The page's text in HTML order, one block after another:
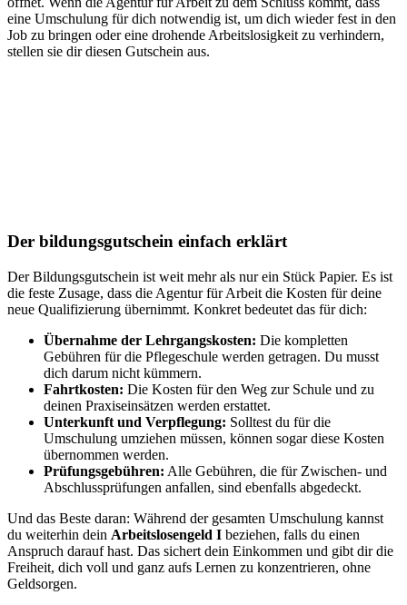
eine Umschulung für dich notwendig ist, um dich wieder fest in den
Job zu bringen oder eine drohende Arbeitslosigkeit zu verhindern,
stellen sie dir diesen Gutschein aus.
Der bildungsgutschein einfach erklärt
Der Bildungsgutschein ist weit mehr als nur ein Stück Papier. Es ist
die feste Zusage, dass die Agentur für Arbeit die Kosten für deine
neue Qualifizierung übernimmt. Konkret bedeutet das für dich:
Übernahme der Lehrgangskosten: Die kompletten
Gebühren für die Pflegeschule werden getragen. Du musst
dich darum nicht kümmern.
Fahrtkosten: Die Kosten für den Weg zur Schule und zu
deinen Praxiseinsätzen werden erstattet.
Unterkunft und Verpflegung: Solltest du für die
Umschulung umziehen müssen, können sogar diese Kosten
übernommen werden.
Prüfungsgebühren: Alle Gebühren, die für Zwischen- und
Abschlussprüfungen anfallen, sind ebenfalls abgedeckt.
Und das Beste daran: Während der gesamten Umschulung kannst
du weiterhin dein Arbeitslosengeld I beziehen, falls du einen
Anspruch darauf hast. Das sichert dein Einkommen und gibt dir die
Freiheit, dich voll und ganz aufs Lernen zu konzentrieren, ohne
Geldsorgen.